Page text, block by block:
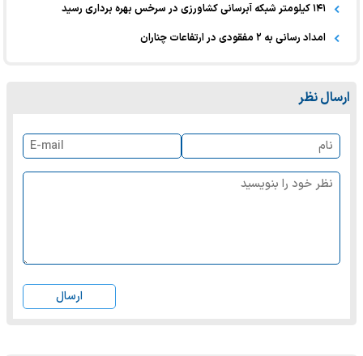
۱۴۱ کیلومتر شبکه آبرسانی کشاورزی در سرخس بهره برداری رسید
امداد رسانی به ۲ مفقودی در ارتفاعات چناران
ارسال نظر
ارسال